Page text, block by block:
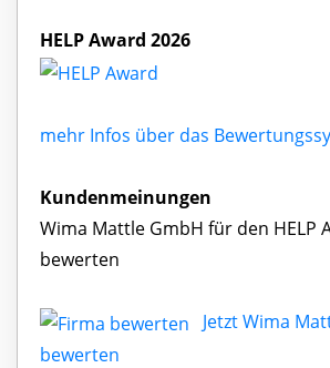
HELP Award 2026
mehr Infos über das
Kundenmeinungen
Wima Mattle GmbH für den HELP
bewerten
Jetzt Wima
bewerten